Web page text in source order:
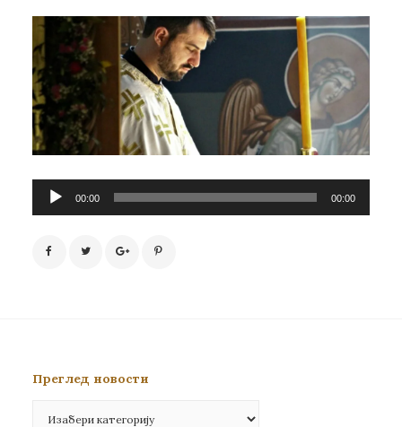
Прегледач
00:00 00:00
Преглед новости